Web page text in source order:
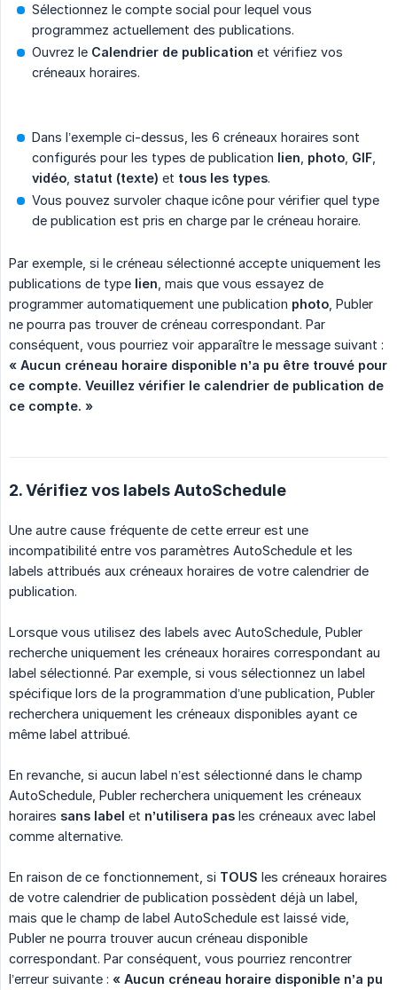
Sélectionnez le compte social pour lequel vous
programmez actuellement des publications.
Ouvrez le Calendrier de publication et vérifiez vos
créneaux horaires.
Dans l’exemple ci-dessus, les 6 créneaux horaires sont
configurés pour les types de publication lien photo GIF
vidéo statut (texte) et tous les types.
Vous pouvez survoler chaque icône pour vérifier quel type
de publication est pris en charge par le créneau horaire.
Par exemple, si le créneau sélectionné accepte uniquement les
publications de type lien , mais que vous essayez de
programmer automatiquement une publication photo , Publer
ne pourra pas trouver de créneau correspondant. Par
conséquent, vous pourriez voir apparaître le message suivant :
« Aucun créneau horaire disponible n’a pu être trouvé pour
ce compte. Veuillez vérifier le calendrier de publication de
ce compte. »
2. Vérifiez vos labels AutoSchedule
Une autre cause fréquente de cette erreur est une
incompatibilité entre vos paramètres AutoSchedule et les
labels attribués aux créneaux horaires de votre calendrier de
publication.
Lorsque vous utilisez des labels avec AutoSchedule, Publer
recherche uniquement les créneaux horaires correspondant au
label sélectionné. Par exemple, si vous sélectionnez un label
spécifique lors de la programmation d’une publication, Publer
recherchera uniquement les créneaux disponibles ayant ce
même label attribué.
En revanche, si aucun label n’est sélectionné dans le champ
AutoSchedule, Publer recherchera uniquement les créneaux
horaires sans label et n’utilisera pas les créneaux avec label
comme alternative.
En raison de ce fonctionnement, si TOUS les créneaux horaires
de votre calendrier de publication possèdent déjà un label,
mais que le champ de label AutoSchedule est laissé vide,
Publer ne pourra trouver aucun créneau disponible
correspondant. Par conséquent, vous pourriez rencontrer
l’erreur suivante : « Aucun créneau horaire disponible n’a pu